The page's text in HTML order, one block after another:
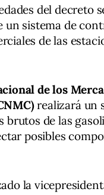
del decreto
un sistema de
de las
de los
realizará un
brutos de las
posibles
la